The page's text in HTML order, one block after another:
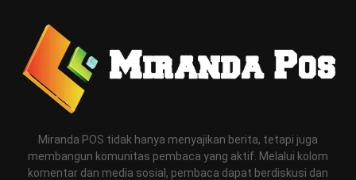
Miranda POS tidak hanya menyajikan berita, tetapi juga
membangun komunitas pembaca yang aktif. Melalui kolom
komentar dan media sosial, pembaca dapat berdiskusi dan